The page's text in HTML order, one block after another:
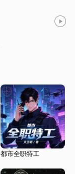
都市全职特工